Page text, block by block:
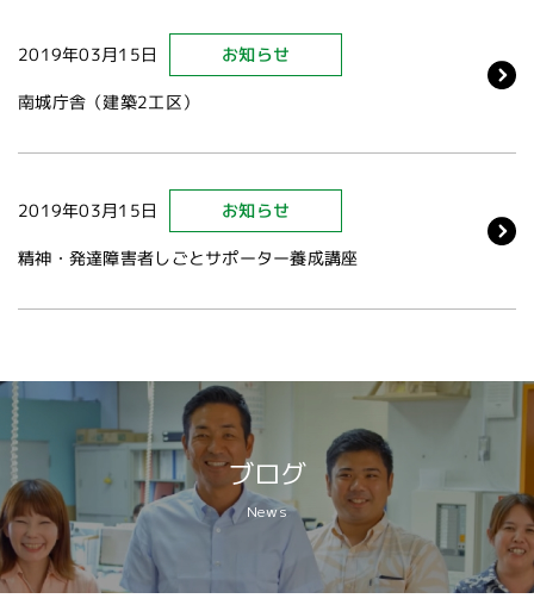
2019年03月15日 お知らせ
南城庁舎（建築2工区）
2019年03月15日 お知らせ
精神・発達障害者しごとサポーター養成講座
ブログ
News